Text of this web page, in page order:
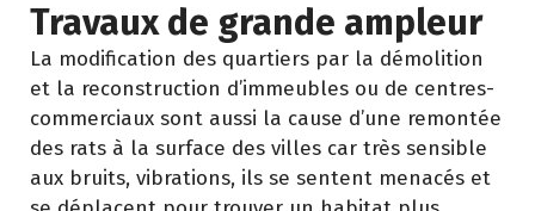
Travaux de grande ampleur
La modification des quartiers par la démolition
et la reconstruction d’immeubles ou de centres-
commerciaux sont aussi la cause d’une remontée
des rats à la surface des villes car très sensible
aux bruits, vibrations, ils se sentent menacés et